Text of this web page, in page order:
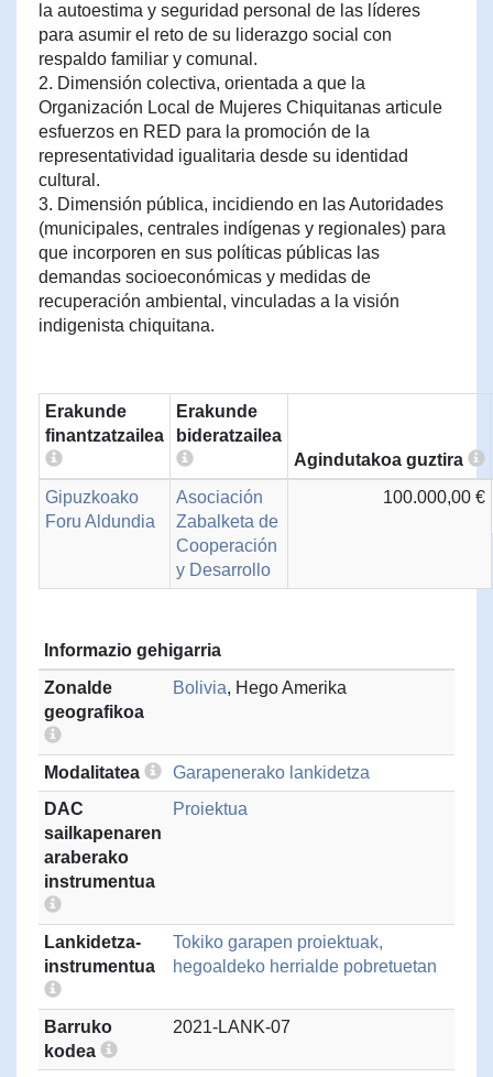
la autoestima y seguridad personal de las líderes
para asumir el reto de su liderazgo social con
respaldo familiar y comunal.
2. Dimensión colectiva, orientada a que la
Organización Local de Mujeres Chiquitanas articule
esfuerzos en RED para la promoción de la
representatividad igualitaria desde su identidad
cultural.
3. Dimensión pública, incidiendo en las Autoridades
(municipales, centrales indígenas y regionales) para
que incorporen en sus políticas públicas las
demandas socioeconómicas y medidas de
recuperación ambiental, vinculadas a la visión
indigenista chiquitana.
Erakunde
finantzatzailea
Erakunde
bideratzailea
Agindutakoa guztira
Gipuzkoako
Foru Aldundia
Asociación
Zabalketa de
Cooperación
y Desarrollo
100.000,00 €
Informazio gehigarria
Zonalde
geografikoa
Bolivia, Hego Amerika
Modalitatea
Garapenerako lankidetza
DAC
sailkapenaren
araberako
instrumentua
Proiektua
Lankidetza-
instrumentua
Tokiko garapen proiektuak,
hegoaldeko herrialde pobretuetan
Barruko
kodea
2021-LANK-07